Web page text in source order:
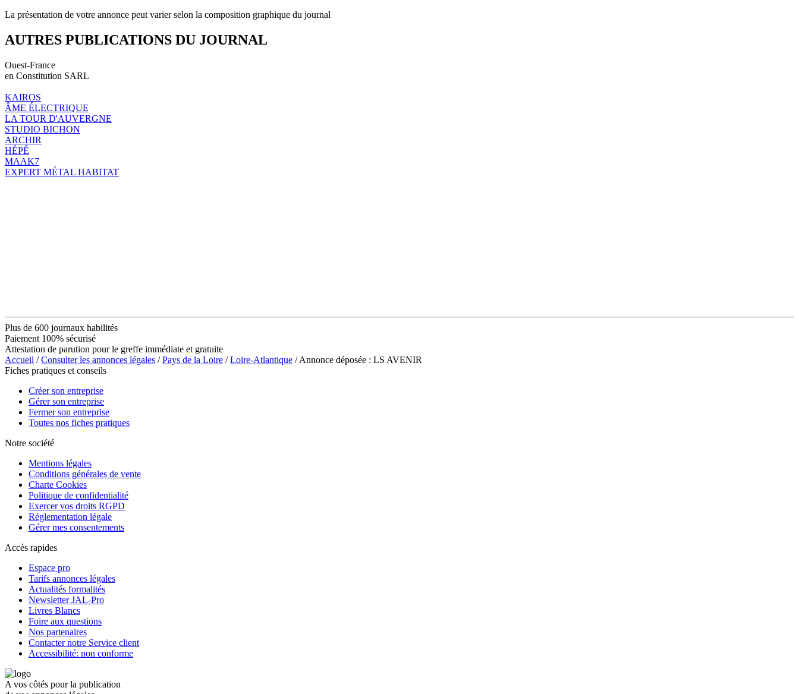
La présentation de votre annonce peut varier selon la composition graphique du journal
AUTRES PUBLICATIONS DU JOURNAL
Ouest-France
en Constitution SARL
KAIROS
ÂME ÉLECTRIQUE
LA TOUR D'AUVERGNE
STUDIO BICHON
ARCHIR
HÉPÉ
MAAK7
EXPERT MÉTAL HABITAT
Plus de 600 journaux habilités
Paiement 100% sécurisé
Attestation de parution pour le greffe immédiate et gratuite
Accueil /Consulter les annonces légales /Pays de la Loire /Loire-Atlantique / Annonce déposée : LS AVENIR
Fiches pratiques et conseils
Créer son entreprise
Gérer son entreprise
Fermer son entreprise
Toutes nos fiches pratiques
Notre société
Mentions légales
Conditions générales de vente
Charte Cookies
Politique de confidentialité
Exercer vos droits RGPD
Réglementation légale
Gérer mes consentements
Accès rapides
Espace pro
Tarifs annonces légales
Actualités formalités
Newsletter JAL-Pro
Livres Blancs
Foire aux questions
Nos partenaires
Contacter notre Service client
Accessibilité: non conforme
A vos côtés pour la publication